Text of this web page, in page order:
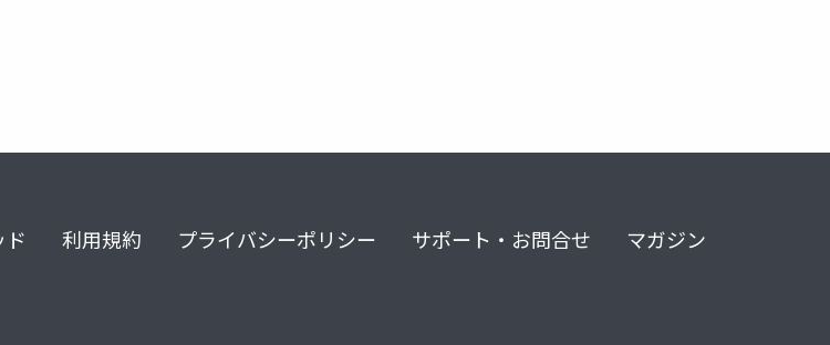
利用規約 プライバシーポリシー サポート・お問合せ マガジン